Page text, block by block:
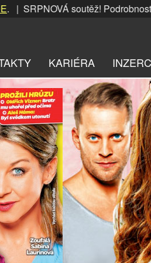
soutěž! Podrobnosti
KARIÉRA